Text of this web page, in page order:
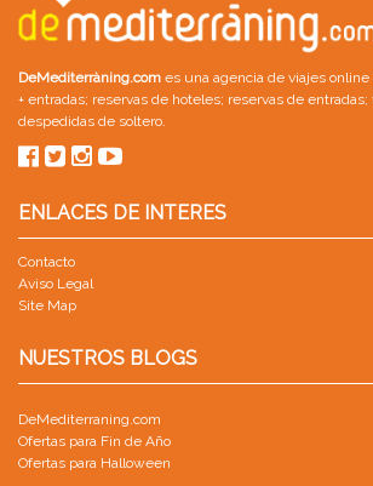
DeMediterràning.com es una agencia de viajes
+ entradas; reservas de hoteles; reservas de entradas;
despedidas de soltero
ENLACES DE INTERES
Contacto
Aviso Legal
Site Map
NUESTROS BLOGS
DeMediterraning.com
Ofertas para Fin de Año
Ofertas para Halloween